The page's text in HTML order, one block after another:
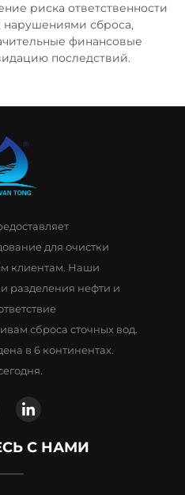
риска ответственности
нарушениями сброса,
финансовые
последствий.
для очистки
клиентам. Наши
и разделения нефти и
сброса сточных вод.
в 6 континентах.
С НАМИ